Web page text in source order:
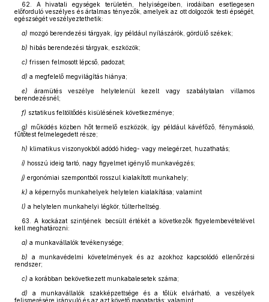
62. A hivatali egységek területén, helyiségeiben, irodáiban esetlegesen
előforduló veszélyes és ártalmas tényezők, amelyek az ott dolgozók testi épségét,
egészségét veszélyeztethetik:
a) mozgó berendezési tárgyak, így például nyílászárók, gördülő székek;
b) hibás berendezési tárgyak, eszközök;
c) frissen felmosott lépcső, padozat;
d) a megfelelő megvilágítás hiánya;
e) áramütés veszélye helytelenül kezelt vagy szabálytalan villamos
berendezésnél;
f) sztatikus feltöltődés kisülésének következménye;
g) működés közben hőt termelő eszközök, így például kávéfőző, fénymásoló,
fűtőtest felmelegedett része;
h) klimatikus viszonyokból adódó hideg- vagy melegérzet, huzathatás;
i) hosszú ideig tartó, nagy figyelmet igénylő munkavégzés;
j) ergonómiai szempontból rosszul kialakított munkahely;
k) a képernyős munkahelyek helytelen kialakítása; valamint
l) a helytelen munkahelyi légkör, túlterheltség.
63. A kockázat szintjének becsült értékét a következők figyelembevételével
kell meghatározni:
a) a munkavállalók tevékenysége;
b) a munkavédelmi követelmények és az azokhoz kapcsolódó ellenőrzési
rendszer;
c) a korábban bekövetkezett munkabalesetek száma;
d) a munkavállalók szakképzettsége és a tőlük elvárható, a veszélyek
felismerésére irányuló és az azt követő magatartás; valamint